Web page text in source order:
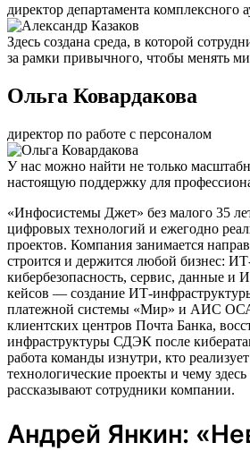
директор департамента комплексного
Здесь создана среда, в которой
за рамки привычного, чтобы менять
Ольга Ковардакова
директор по работе с персоналом
У нас можно найти не только
настоящую поддержку для
«Инфосистемы Джет» без малого 35
цифровых технологий и ежегодно
проектов. Компания занимается
строится и держится любой бизнес:
кибербезопасность, сервис, данные и
кейсов — создание ИТ-
платежной системы «Мир» и АИС
клиентских центров Почта Банка,
инфраструктуры СДЭК после
работа команды изнутри, кто
технологические проекты и чему
рассказывают сотрудники компании.
Андрей Янкин: